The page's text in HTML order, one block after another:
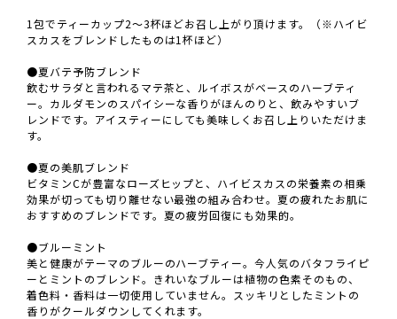
1包でティーカップ2～3杯ほどお召し上がり頂けます。（※ハイビ
スカスをブレンドしたものは1杯ほど）
●夏バテ予防ブレンド
飲むサラダと言われるマテ茶と、ルイボスがベースのハーブティ
ー。カルダモンのスパイシーな香りがほんのりと、飲みやすいブ
レンドです。アイスティーにしても美味しくお召し上りいただけま
す。
●夏の美肌ブレンド
ビタミンCが豊富なローズヒップと、ハイビスカスの栄養素の相乗
効果が切っても切り離せない最強の組み合わせ。夏の疲れたお肌に
おすすめのブレンドです。夏の疲労回復にも効果的。
●ブルーミント
美と健康がテーマのブルーのハーブティー。今人気のバタフライピ
ーとミントのブレンド。きれいなブルーは植物の色素そのもの、
着色料・香料は一切使用していません。スッキリとしたミントの
香りがクールダウンしてくれます。